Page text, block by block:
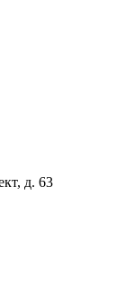
д. 63